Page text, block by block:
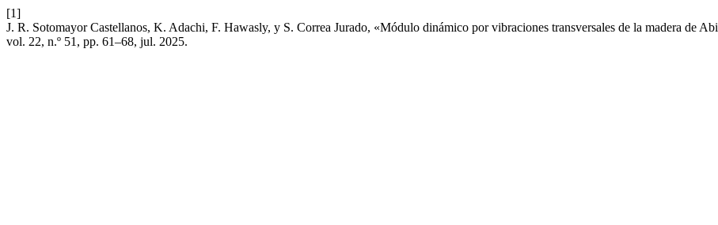
[1]
J. R. Sotomayor Castellanos, K. Adachi, F. Hawasly, y S. Correa Jurado, «Módulo dinámico por vibraciones transversales de la madera de
vol. 22, n.º 51, pp. 61–68, jul. 2025.